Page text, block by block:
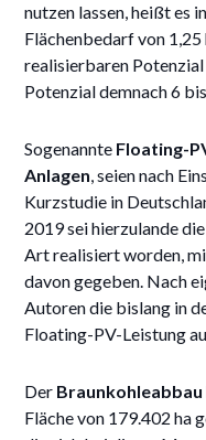
nutzen lassen, heißt es
Flächenbedarf von
realisierbaren
Potenzial demnach 6
Sogenannte Floating-
Anlagen, seien nach
Kurzstudie in
2019 sei hierzulande
Art realisiert worden,
davon gegeben. Nach
Autoren die bislang in
Floating-PV-Leistung
Der Braunkohleabbau
Fläche von 179.402 ha